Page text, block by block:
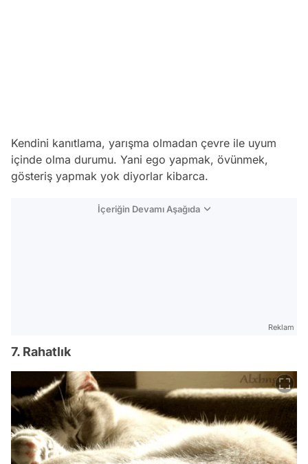
Kendini kanıtlama, yarışma olmadan çevre ile uyum
içinde olma durumu. Yani ego yapmak, övünmek,
gösteriş yapmak yok diyorlar kibarca.
İçeriğin Devamı Aşağıda
Reklam
7. Rahatlık